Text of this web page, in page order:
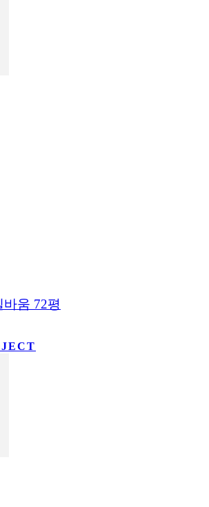
움 72평